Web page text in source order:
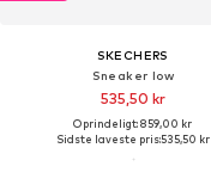
SKECHERS
Sneaker low
535,50 kr
Oprindeligt: 859,00 kr
Sidste laveste pris:535,50 kr